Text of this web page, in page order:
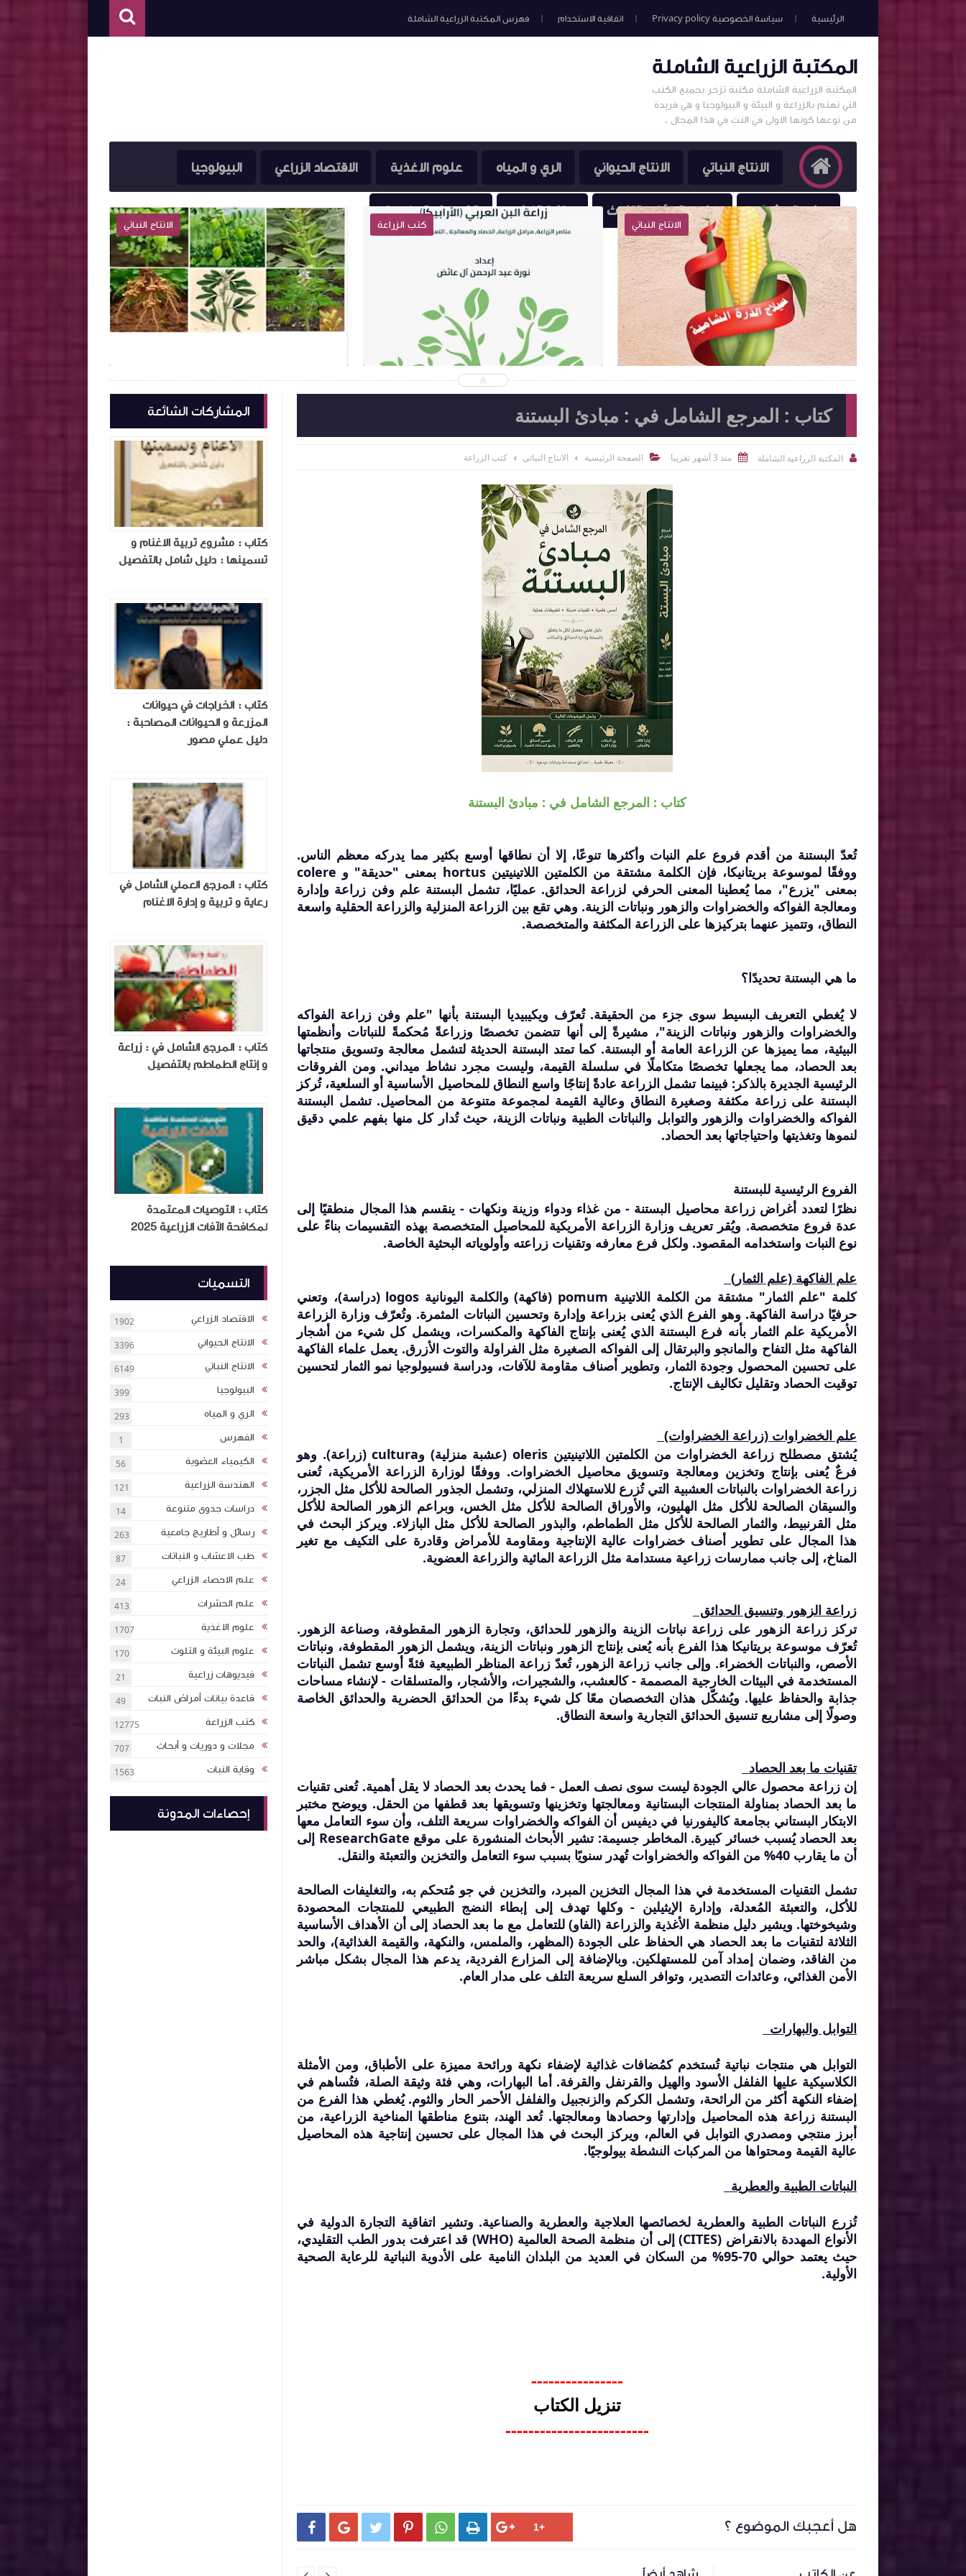
الرئيسية سياسة الخصوصية Privacy policy اتفاقية الاستخدام فهرس المكتبة الزراعية الشاملة
المكتبة الزراعية الشاملة
المكتبة الزراعية الشاملة مكتبة تزخر بجميع الكتب
التي تهتم بالزراعة و البيئة و البيولوجيا و هي فريدة
من نوعها كونها الاولى في النت في هذا المجال .
الانتاج النباتي الانتاج الحيواني الري و المياه علوم الاغذية الاقتصاد الزراعي البيولوجيا
علم الحشرات علوم البيئة و التلوث وقاية النبات الكيمياء العضوية
الانتاج النباتي
2026-07-03
المكتبة الزراعية الشاملة
شاهد الموضوع
كتب الزراعة
2026-06-22
المكتبة الزراعية الشاملة
شاهد الموضوع
الانتاج النباتي
كتاب : المرجع الشامل في : مبادئ البستنة
 المكتبة الزراعية الشاملة  منذ 3 أشهر تقريبا  الصفحة الرئيسية الانتاج النباتي كتب الزراعة
كتاب : المرجع الشامل في : مبادئ البستنة
تُعدّ البستنة من أقدم فروع علم النبات وأكثرها تنوعًا، إلا أن نطاقها أوسع بكثير مما يدركه معظم الناس.
ووفقًا لموسوعة بريتانيكا، فإن الكلمة مشتقة من الكلمتين اللاتينيتين hortus بمعنى "حديقة" و colere
بمعنى "يزرع"، مما يُعطينا المعنى الحرفي لزراعة الحدائق. عمليًا، تشمل البستنة علم وفن زراعة وإدارة
ومعالجة الفواكه والخضراوات والزهور ونباتات الزينة. وهي تقع بين الزراعة المنزلية والزراعة الحقلية واسعة
النطاق، وتتميز عنهما بتركيزها على الزراعة المكثفة والمتخصصة.
ما هي البستنة تحديدًا؟
لا يُغطي التعريف البسيط سوى جزء من الحقيقة. تُعرّف ويكيبيديا البستنة بأنها "علم وفن زراعة الفواكه
والخضراوات والزهور ونباتات الزينة"، مشيرةً إلى أنها تتضمن تخصصًا وزراعةً مُحكمةً للنباتات وأنظمتها
البيئية، مما يميزها عن الزراعة العامة أو البستنة. كما تمتد البستنة الحديثة لتشمل معالجة وتسويق منتجاتها
بعد الحصاد، مما يجعلها تخصصًا متكاملًا في سلسلة القيمة، وليست مجرد نشاط ميداني. ومن الفروقات
الرئيسية الجديرة بالذكر: فبينما تشمل الزراعة عادةً إنتاجًا واسع النطاق للمحاصيل الأساسية أو السلعية، تُركز
البستنة على زراعة مكثفة وصغيرة النطاق وعالية القيمة لمجموعة متنوعة من المحاصيل. تشمل البستنة
الفواكه والخضراوات والزهور والتوابل والنباتات الطبية ونباتات الزينة، حيث تُدار كل منها بفهم علمي دقيق
لنموها وتغذيتها واحتياجاتها بعد الحصاد.
الفروع الرئيسية للبستنة
نظرًا لتعدد أغراض زراعة محاصيل البستنة - من غذاء ودواء وزينة ونكهات - ينقسم هذا المجال منطقيًا إلى
عدة فروع متخصصة. ويُقر تعريف وزارة الزراعة الأمريكية للمحاصيل المتخصصة بهذه التقسيمات بناءً على
نوع النبات واستخدامه المقصود. ولكل فرع معارفه وتقنيات زراعته وأولوياته البحثية الخاصة.
علم الفاكهة (علم الثمار)
كلمة "علم الثمار" مشتقة من الكلمة اللاتينية pomum (فاكهة) والكلمة اليونانية logos (دراسة)، وتعني
حرفيًا دراسة الفاكهة. وهو الفرع الذي يُعنى بزراعة وإدارة وتحسين النباتات المثمرة. وتُعرّف وزارة الزراعة
الأمريكية علم الثمار بأنه فرع البستنة الذي يُعنى بإنتاج الفاكهة والمكسرات، ويشمل كل شيء من أشجار
الفاكهة مثل التفاح والمانجو والبرتقال إلى الفواكه الصغيرة مثل الفراولة والتوت الأزرق. يعمل علماء الفاكهة
على تحسين المحصول وجودة الثمار، وتطوير أصناف مقاومة للآفات، ودراسة فسيولوجيا نمو الثمار لتحسين
توقيت الحصاد وتقليل تكاليف الإنتاج.
علم الخضراوات (زراعة الخضراوات)
يُشتق مصطلح زراعة الخضراوات من الكلمتين اللاتينيتين oleris (عشبة منزلية) وcultura (زراعة). وهو
فرعٌ يُعنى بإنتاج وتخزين ومعالجة وتسويق محاصيل الخضراوات. ووفقًا لوزارة الزراعة الأمريكية، تُعنى
زراعة الخضراوات بالنباتات العشبية التي تُزرع للاستهلاك المنزلي، وتشمل الجذور الصالحة للأكل مثل الجزر،
والسيقان الصالحة للأكل مثل الهليون، والأوراق الصالحة للأكل مثل الخس، وبراعم الزهور الصالحة للأكل
مثل القرنبيط، والثمار الصالحة للأكل مثل الطماطم، والبذور الصالحة للأكل مثل البازلاء. ويركز البحث في
هذا المجال على تطوير أصناف خضراوات عالية الإنتاجية ومقاومة للأمراض وقادرة على التكيف مع تغير
المناخ، إلى جانب ممارسات زراعية مستدامة مثل الزراعة المائية والزراعة العضوية.
زراعة الزهور وتنسيق الحدائق
تركز زراعة الزهور على زراعة نباتات الزينة والزهور للحدائق، وتجارة الزهور المقطوفة، وصناعة الزهور.
تُعرّف موسوعة بريتانيكا هذا الفرع بأنه يُعنى بإنتاج الزهور ونباتات الزينة، ويشمل الزهور المقطوفة، ونباتات
الأصص، والنباتات الخضراء. وإلى جانب زراعة الزهور، تُعدّ زراعة المناظر الطبيعية فئةً أوسع تشمل النباتات
المستخدمة في البيئات الخارجية المصممة - كالعشب، والشجيرات، والأشجار، والمتسلقات - لإنشاء مساحات
جذابة والحفاظ عليها. ويُشكّل هذان التخصصان معًا كل شيء بدءًا من الحدائق الحضرية والحدائق الخاصة
وصولًا إلى مشاريع تنسيق الحدائق التجارية واسعة النطاق.
تقنيات ما بعد الحصاد
إن زراعة محصول عالي الجودة ليست سوى نصف العمل - فما يحدث بعد الحصاد لا يقل أهمية. تُعنى تقنيات
ما بعد الحصاد بمناولة المنتجات البستانية ومعالجتها وتخزينها وتسويقها بعد قطفها من الحقل. ويوضح مختبر
الابتكار البستاني بجامعة كاليفورنيا في ديفيس أن الفواكه والخضراوات سريعة التلف، وأن سوء التعامل معها
بعد الحصاد يُسبب خسائر كبيرة. المخاطر جسيمة: تشير الأبحاث المنشورة على موقع ResearchGate إلى
أن ما يقارب 40% من الفواكه والخضراوات تُهدر سنويًا بسبب سوء التعامل والتخزين والتعبئة والنقل.
تشمل التقنيات المستخدمة في هذا المجال التخزين المبرد، والتخزين في جو مُتحكم به، والتغليفات الصالحة
للأكل، والتعبئة المُعدلة، وإدارة الإيثيلين - وكلها تهدف إلى إبطاء النضج الطبيعي للمنتجات المحصودة
وشيخوختها. ويشير دليل منظمة الأغذية والزراعة (الفاو) للتعامل مع ما بعد الحصاد إلى أن الأهداف الأساسية
الثلاثة لتقنيات ما بعد الحصاد هي الحفاظ على الجودة (المظهر، والملمس، والنكهة، والقيمة الغذائية)، والحد
من الفاقد، وضمان إمداد آمن للمستهلكين. وبالإضافة إلى المزارع الفردية، يدعم هذا المجال بشكل مباشر
الأمن الغذائي، وعائدات التصدير، وتوافر السلع سريعة التلف على مدار العام.
التوابل والبهارات
التوابل هي منتجات نباتية تُستخدم كمُضافات غذائية لإضفاء نكهة ورائحة مميزة على الأطباق، ومن الأمثلة
الكلاسيكية عليها الفلفل الأسود والهيل والقرنفل والقرفة. أما البهارات، وهي فئة وثيقة الصلة، فتُساهم في
إضفاء النكهة أكثر من الرائحة، وتشمل الكركم والزنجبيل والفلفل الأحمر الحار والثوم. يُغطي هذا الفرع من
البستنة زراعة هذه المحاصيل وإدارتها وحصادها ومعالجتها. تُعد الهند، بتنوع مناطقها المناخية الزراعية، من
أبرز منتجي ومصدري التوابل في العالم، ويركز البحث في هذا المجال على تحسين إنتاجية هذه المحاصيل
عالية القيمة ومحتواها من المركبات النشطة بيولوجيًا.
النباتات الطبية والعطرية
تُزرع النباتات الطبية والعطرية لخصائصها العلاجية والعطرية والصناعية. وتشير اتفاقية التجارة الدولية في
الأنواع المهددة بالانقراض (CITES) إلى أن منظمة الصحة العالمية (WHO) قد اعترفت بدور الطب التقليدي،
حيث يعتمد حوالي 70-95% من السكان في العديد من البلدان النامية على الأدوية النباتية للرعاية الصحية
الأولية.
----------------
تنزيل الكتاب
-------------------------
هل أعجبك الموضوع ؟      
المشاركات الشائعة
كتاب : مشروع تربية الاغنام و
تسمينها : دليل شامل بالتفصيل
كتاب : الخراجات في حيوانات
المزرعة و الحيوانات المصاحبة :
دليل عملي مصور
كتاب : المرجع العملي الشامل في
رعاية و تربية و إدارة الاغنام
كتاب : المرجع الشامل في : زراعة
و إنتاج الطماطم بالتفصيل
كتاب : التوصيات المعتمدة
لمكافحة الآفات الزراعية 2025
التسميات
الاقتصاد الزراعي 1902
الانتاج الحيواني 3396
الانتاج النباتي 6149
البيولوجيا 399
الري و المياه 293
الفهرس 1
الكيمياء العضوية 56
الهندسة الزراعية 121
دراسات جدوى متنوعة 14
رسائل و أطاريج جامعية 263
طب الاعشاب و النباتات 87
علم الاحصاء الزراعي 24
علم الحشرات 413
علوم الاغذية 1707
علوم البيئة و التلوث 170
فيديوهات زراعية 21
قاعدة بيانات أمراض النبات 49
كتب الزراعة 12775
مجلات و دوريات و أبحاث 707
وقاية النبات 1563
إحصاءات المدونة